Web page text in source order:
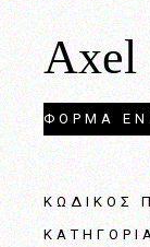
Axel
ΦΟΡΜΑ
ΚΩΔΙΚΌΣ